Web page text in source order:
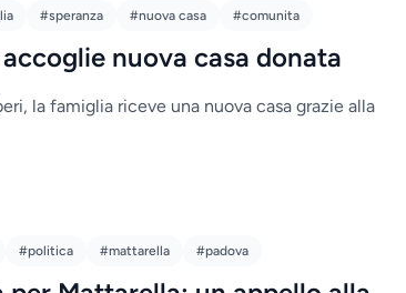
#speranza #nuova casa #comunita
nuova casa donata
la famiglia riceve una nuova casa grazie alla
#politica #mattarella #padova